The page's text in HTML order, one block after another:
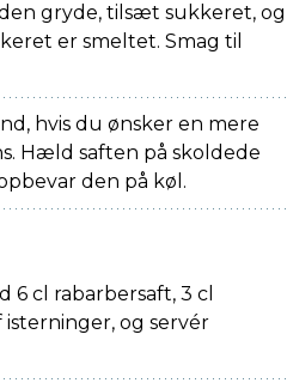
gryde, tilsæt sukkeret, og
er smeltet. Smag til
hvis du ønsker en mere
Hæld saften på skoldede
den på køl.
6 cl rabarbersaft, 3 cl
isterninger, og servér